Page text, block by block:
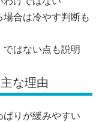
合は冷やす判断も
ではない点も説明
な理由
ばりが緩みやすい